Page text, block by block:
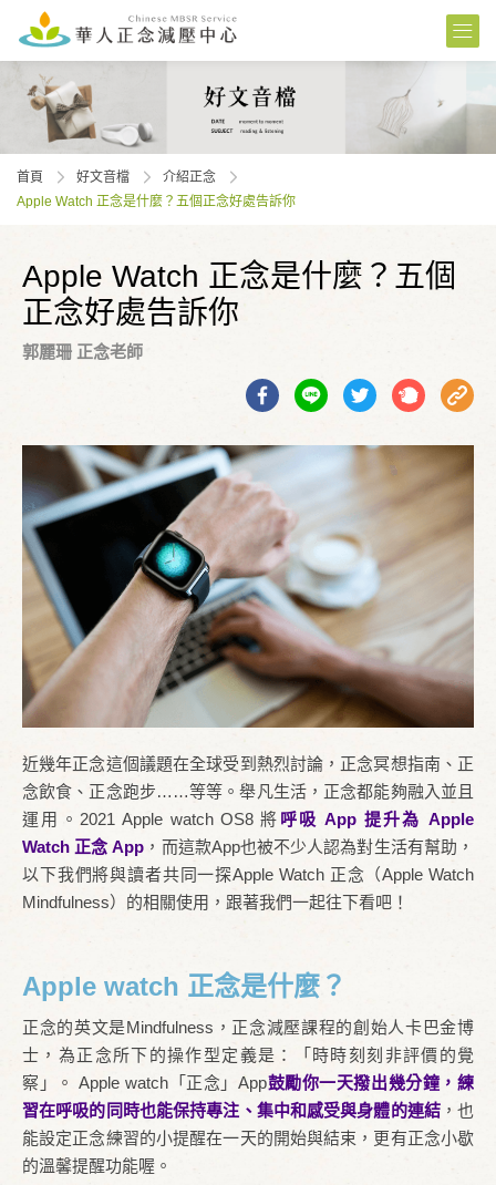
首頁 好文音檔
介紹正念
Apple Watch 正念是什麼？五個正念好處告訴你
Apple Watch 正念是什麼？五個
正念好處告訴你
郭麗珊 正念老師
近幾年正念這個議題在全球受到熱烈討論，正念冥想指南、正
念飲食、正念跑步……等等。舉凡生活，正念都能夠融入並且
運用。2021 Apple watch OS8 將 呼吸 App 提升為 Apple
Watch 正念 App ，而這款App也被不少人認為對生活有幫助，
以下我們將與讀者共同一探Apple Watch 正念（Apple Watch
Mindfulness）的相關使用，跟著我們一起往下看吧！
Apple watch 正念是什麼？
正念的英文是Mindfulness，正念減壓課程的創始人卡巴金博
士，為正念所下的操作型定義是：「時時刻刻非評價的覺
察」。 Apple watch「正念」App鼓勵你一天撥出幾分鐘，練
習在呼吸的同時也能保持專注、集中和感受與身體的連結，也
能設定正念練習的小提醒在一天的開始與結束，更有正念小歇
的溫馨提醒功能喔。